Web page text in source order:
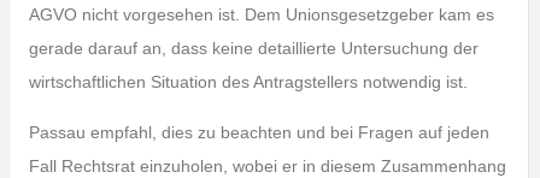
AGVO nicht vorgesehen ist. Dem Unionsgesetzgeber kam es
gerade darauf an, dass keine detaillierte Untersuchung der
wirtschaftlichen Situation des Antragstellers notwendig ist.
Passau empfahl, dies zu beachten und bei Fragen auf jeden
Fall Rechtsrat einzuholen, wobei er in diesem Zusammenhang